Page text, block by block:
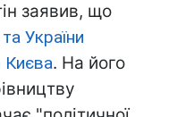
заявив, що
України
Києва. На його